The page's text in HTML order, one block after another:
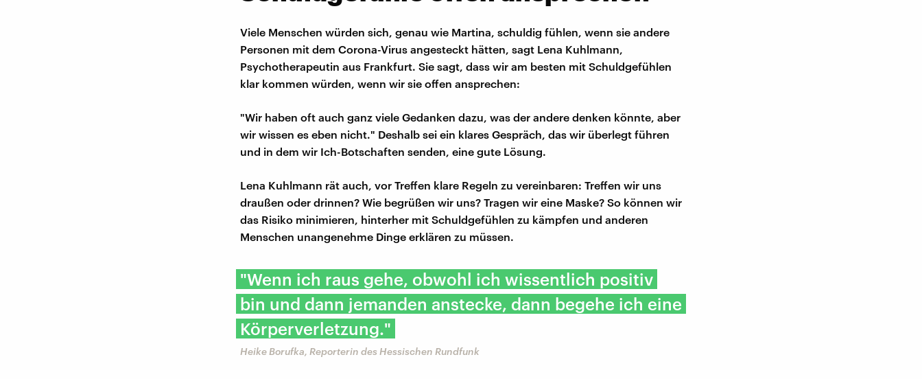
Viele Menschen würden sich, genau wie Martina, schuldig fühlen, wenn sie andere
Personen mit dem Corona-Virus angesteckt hätten, sagt Lena Kuhlmann,
Psychotherapeutin aus Frankfurt. Sie sagt, dass wir am besten mit Schuldgefühlen
klar kommen würden, wenn wir sie offen ansprechen:
"Wir haben oft auch ganz viele Gedanken dazu, was der andere denken könnte, aber
wir wissen es eben nicht." Deshalb sei ein klares Gespräch, das wir überlegt führen
und in dem wir Ich-Botschaften senden, eine gute Lösung.
Lena Kuhlmann rät auch, vor Treffen klare Regeln zu vereinbaren: Treffen wir uns
draußen oder drinnen? Wie begrüßen wir uns? Tragen wir eine Maske? So können wir
das Risiko minimieren, hinterher mit Schuldgefühlen zu kämpfen und anderen
Menschen unangenehme Dinge erklären zu müssen.
"Wenn ich raus gehe, obwohl ich wissentlich positiv
bin und dann jemanden anstecke, dann begehe ich eine
Körperverletzung."
Heike Borufka, Reporterin des Hessischen Rundfunk